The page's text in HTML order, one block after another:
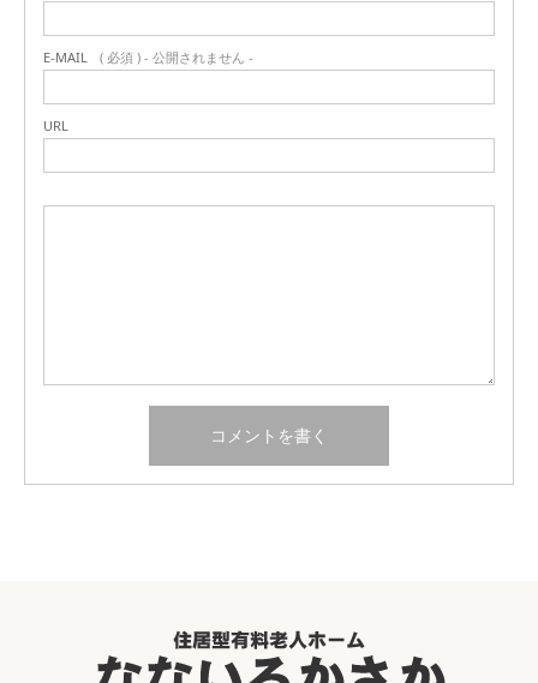
E-MAIL ( 必須 ) - 公開されません -
URL